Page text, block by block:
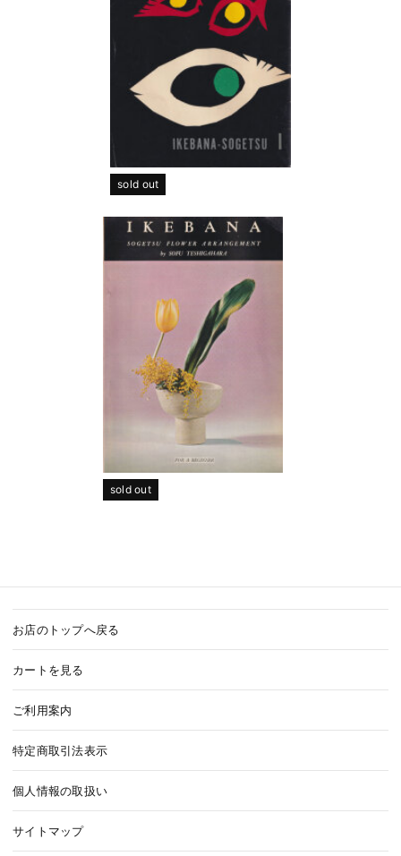
sold out
sold out
お店のトップへ戻る
カートを見る
ご利用案内
特定商取引法表示
個人情報の取扱い
サイトマップ